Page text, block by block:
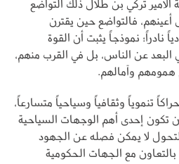
تركي بن طلال ذلك التواضع
فالتواضع حين يقترن
نادراً؛ نموذجاً يثبت أن القوة
البعد عن الناس، بل في القرب منهم،
همومهم وآمالهم.
تنموياً وثقافياً وسياحياً متسارعاً،
تكون إحدى أهم الوجهات السياحية
لا يمكن فصله عن الجهود
بالتعاون مع الجهات الحكومية